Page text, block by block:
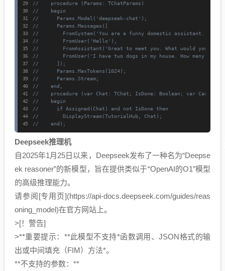
//    procedure (Params: TChatParams)
//    begin
//      Params.Model('deepseek-chat');
//      Params.Messages([
//        FromSystem('You are a funny domestic assistant.'),
//        FromUser('Hello'),
//        FromAssistant('Great to meet you. What would you like
//        FromUser('I have two dogs in my house. How many paws
//      ]);
//      Params.MaxTokens(1024);
//      Params.Stream;
//    end,
//    procedure (var Chat: TChat; IsDone: Boolean; var Cancel:
//    begin
//      if Assigned(Chat) and not IsDone then
//        DisplayStream(TutorialHub, Chat);
//    end);
Deepseek推理机
自2025年1月25日以来，Deepseek发布了一种名为“Deepse
ek reasoner”的新模型，旨在提供类似于“OpenAI的O1”模型
的高级推理能力。
请参阅[专用页](https://api-docs.deepseek.com/guides/reas
oning_model)在官方网站上。
>[！警告]
>**重要提示：**此模型不支持*函数调用、JSON格式的输
出或中间填充（FIM）方法*。
**不支持的参数：**